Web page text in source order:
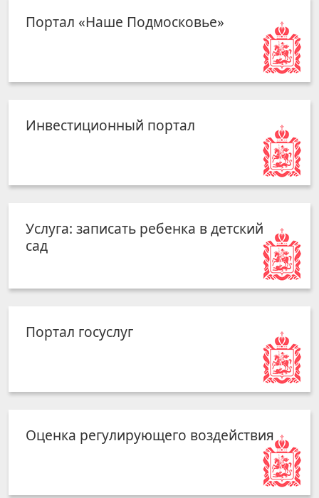
Портал «Наше Подмосковье»
Инвестиционный портал
Услуга: записать ребенка в детский
сад
Портал госуслуг
Оценка регулирующего воздействия